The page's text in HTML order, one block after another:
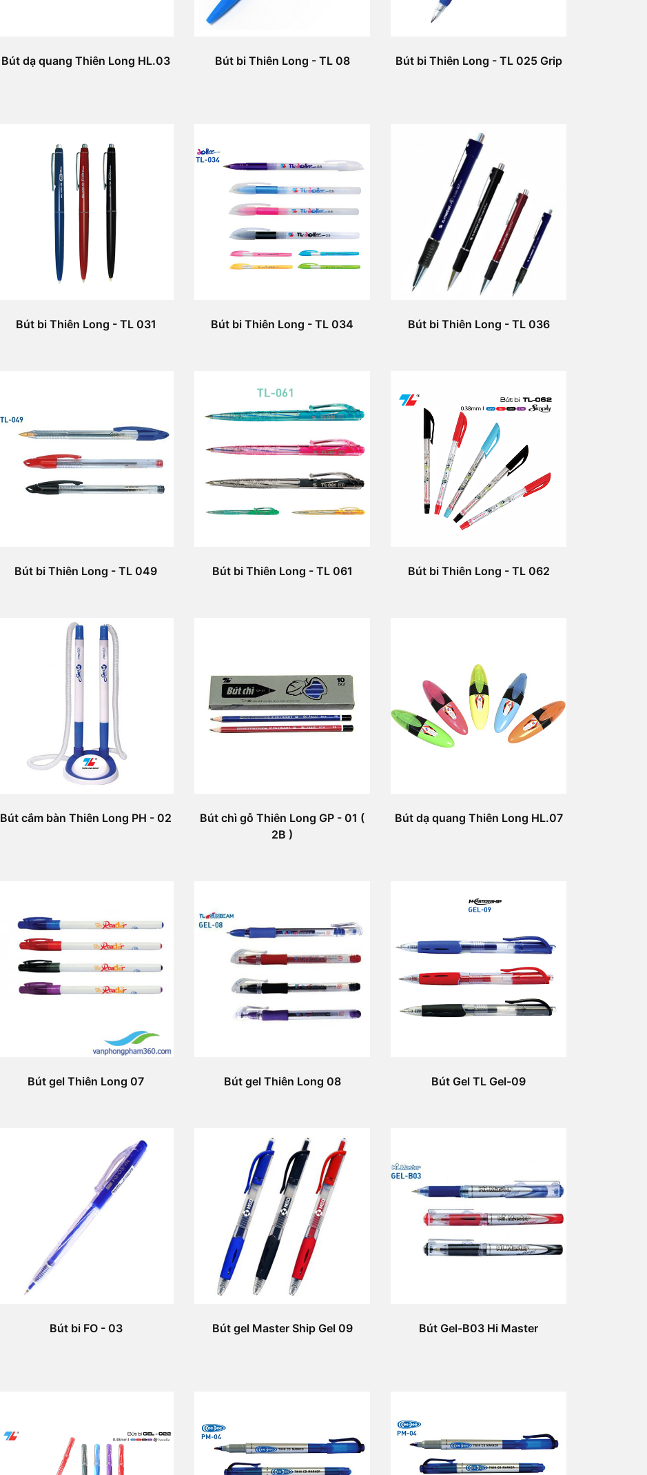
Bút dạ quang Thiên Long HL.03 Bút bi Thiên Long - TL 08 Bút bi Thiên Long - TL 025 Grip
Bút bi Thiên Long - TL 031 Bút bi Thiên Long - TL 034 Bút bi Thiên Long - TL 036
Bút bi Thiên Long - TL 049 Bút bi Thiên Long - TL 061 Bút bi Thiên Long - TL 062
Bút cắm bàn Thiên Long PH - 02
Bút chì gỗ Thiên Long GP - 01 (
2B )
Bút dạ quang Thiên Long HL.07
Bút gel Thiên Long 07 Bút gel Thiên Long 08 Bút Gel TL Gel-09
Bút bi FO - 03 Bút gel Master Ship Gel 09 Bút Gel-B03 Hi Master